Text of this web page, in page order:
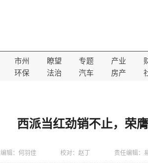
市州 瞭望 专题 产业
环保 法治 汽车 房产
西派当红劲销不止，荣
编辑：何羽佳 校对：赵丁 责任编辑：